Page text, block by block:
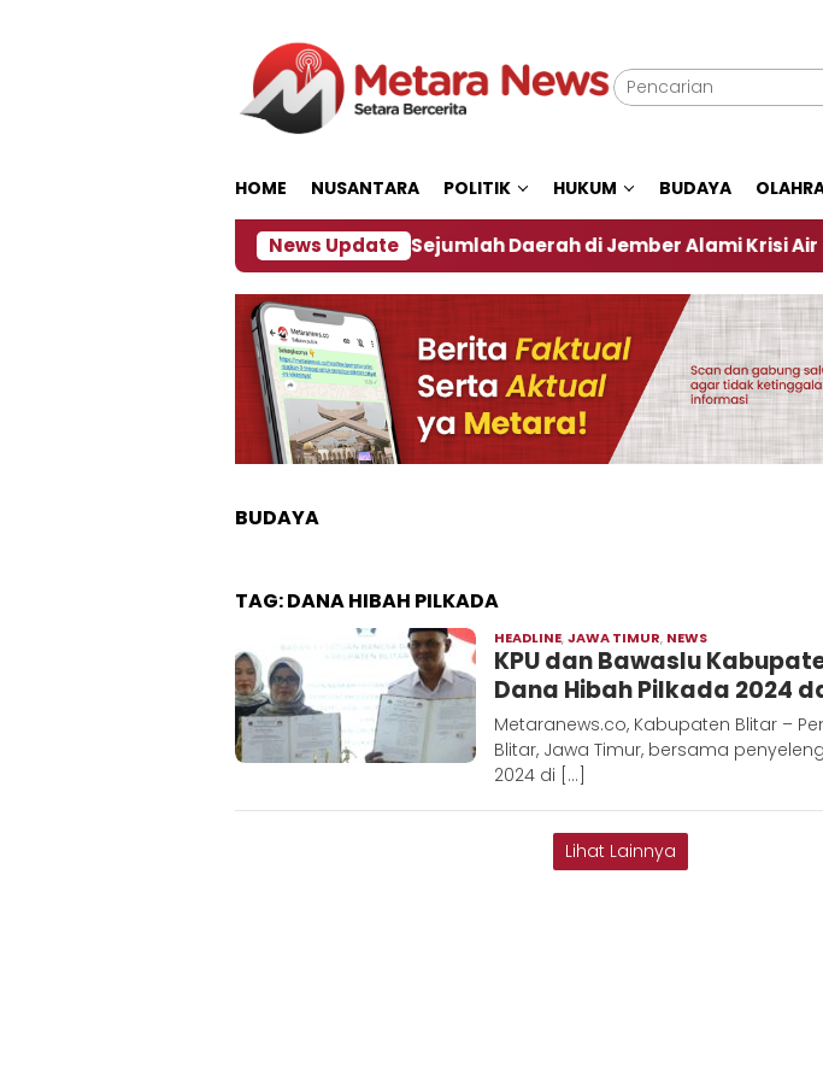
HOME NUSANTARA POLITIK HUKUM BUDAYA
News Update
Dampak El Nino, Sejumlah Daerah di Jember Alami Krisi Air
BUDAYA
TAG:DANA HIBAH PILKADA
HEADLINE,JAWA TIMUR, NEWS
Hadi
KPU dan Bawaslu
Dana Hibah Pilkada 2024
Metaranews.co, Kabupaten Blitar –
Blitar, Jawa Timur, bersama
2024 di […]
Lihat Lainnya